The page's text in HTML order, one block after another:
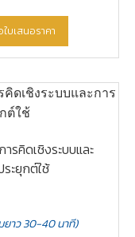
ใบเสนอราคา
การคิดเชิงระบบและ
ระยุกต์ใช้
ยาว 30-40 นาที)